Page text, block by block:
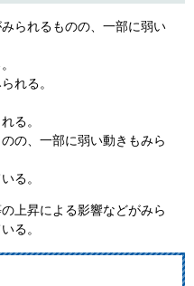
られるものの、一部に弱い
れる。
る。
の、一部に弱い動きもみら
る。
上昇による影響などがみら
る。